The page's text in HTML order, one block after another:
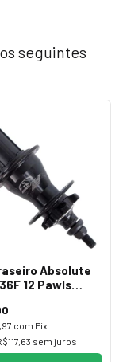
seguintes
Absolute
12 Pawls
com Pix
sem juros